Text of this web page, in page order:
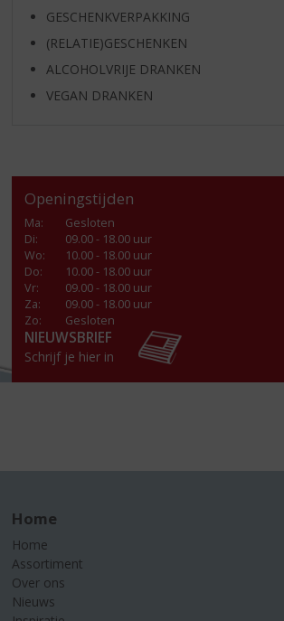
GESCHENKVERPAKKING
(RELATIE)GESCHENKEN
ALCOHOLVRIJE DRANKEN
VEGAN DRANKEN
Openingstijden
Ma:
Gesloten
Di:
09.00 - 18.00 uur
Wo:
10.00 - 18.00 uur
Do:
10.00 - 18.00 uur
Vr:
09.00 - 18.00 uur
Za:
09.00 - 18.00 uur
Zo:
Gesloten
NIEUWSBRIEF
Schrijf je hier in
Home
Home
Assortiment
Over ons
Nieuws